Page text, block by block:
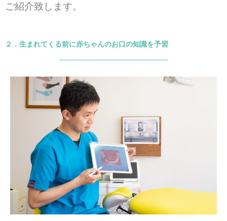
ご紹介致します。
２．生まれてくる前に赤ちゃんのお口の知識を予習